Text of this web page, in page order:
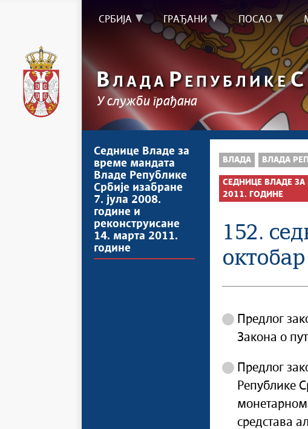
СРБИЈА ГРАЂАНИ ПОСАО
ВЛАДА Р ЕПУБЛИКЕС
У служби грађана
Седнице Владе за
време мандата
Владе Републике
Србије изабране
7. јула 2008.
године и
реконструисане
14. марта 2011.
године
ВЛАДА ВЛАДА
СЕДНИЦЕ ВЛАДЕ ЗА
2011. ГОДИНЕ
152.
Предлог
Закона о
Предлог
Републике
средстава